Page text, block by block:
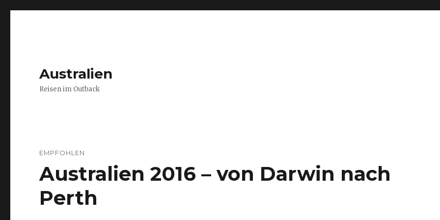
Australien
Reisen im Outback
EMPFOHLEN
Australien 2016 – von Darwin nach
Perth